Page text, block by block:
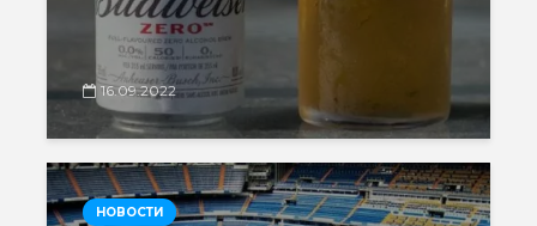
16.09.2022
НОВОСТИ